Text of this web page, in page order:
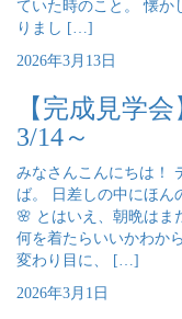
ていた時のこと。 懐か
りまし […]
2026年3月13日
【完成見学
3/14～
みなさんこんにちは！
ば。 日差しの中にほん
🌸 とはいえ、朝晩は
何を着たらいいかわ
変わり目に、 […]
2026年3月1日